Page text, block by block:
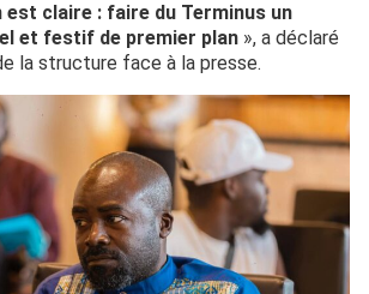
est claire : faire du Terminus un
et festif de premier plan », a déclaré
la structure face à la presse.